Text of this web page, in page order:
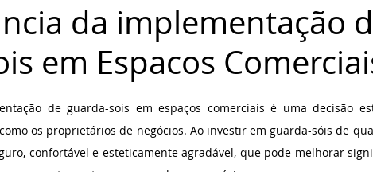
da implementação
em Espacos
de guarda-sois em espaços comerciais é uma decisão
os proprietários de negócios. Ao investir em guarda-sóis de
confortável e esteticamente agradável, que pode melhorar